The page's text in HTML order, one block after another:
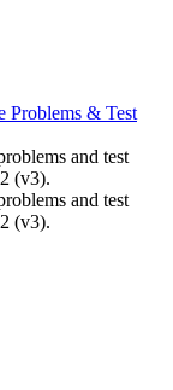
Problems & Test
and test
(v3).
and test
(v3).